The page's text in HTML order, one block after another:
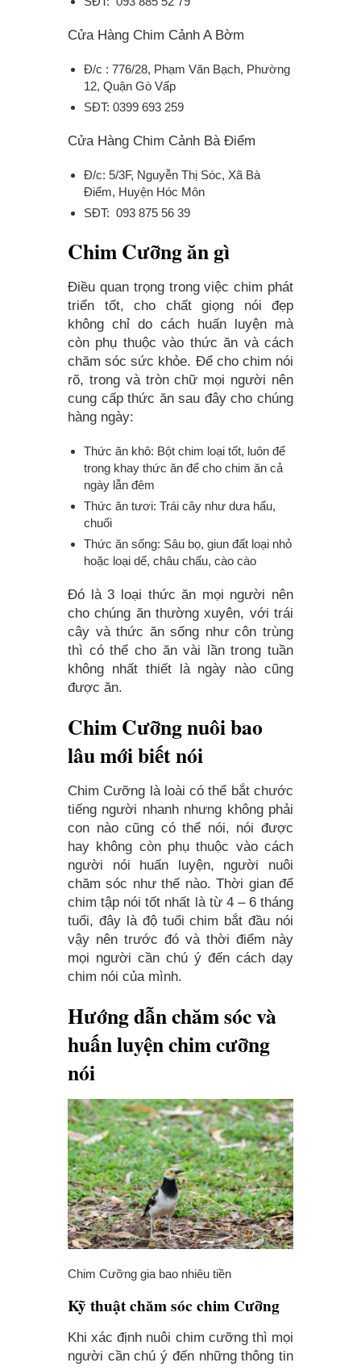
Cửa Hàng Chim Cảnh A Bờm
Đ/c : 776/28, Phạm Văn Bạch, Phường
12, Quận Gò Vấp
SĐT: 0399 693 259
Cửa Hàng Chim Cảnh Bà Điểm
Đ/c: 5/3F, Nguyễn Thị Sóc, Xã Bà
Điểm, Huyện Hóc Môn
SĐT: 093 875 56 39
Chim Cưỡng ăn gì
Điều quan trọng trong việc chim phát
triển tốt, cho chất giọng nói đẹp
không chỉ do cách huấn luyện mà
còn phụ thuộc vào thức ăn và cách
chăm sóc sức khỏe. Để cho chim nói
rõ, trong và tròn chữ mọi người nên
cung cấp thức ăn sau đây cho chúng
hàng ngày:
Thức ăn khô: Bột chim loại tốt, luôn để
trong khay thức ăn để cho chim ăn cả
ngày lẫn đêm
Thức ăn tươi: Trái cây như dưa hấu,
chuối
Thức ăn sống: Sâu bọ, giun đất loại nhỏ
hoặc loại dế, châu chấu, cào cào
Đó là 3 loại thức ăn mọi người nên
cho chúng ăn thường xuyên, với trái
cây và thức ăn sống như côn trùng
thì có thể cho ăn vài lần trong tuần
không nhất thiết là ngày nào cũng
được ăn.
Chim Cưỡng nuôi bao
lâu mới biết nói
Chim Cưỡng là loài có thể bắt chước
tiếng người nhanh nhưng không phải
con nào cũng có thể nói, nói được
hay không còn phụ thuộc vào cách
người nói huấn luyện, người nuôi
chăm sóc như thế nào. Thời gian để
chim tập nói tốt nhất là từ 4 – 6 tháng
tuổi, đây là độ tuổi chim bắt đầu nói
vậy nên trước đó và thời điểm này
mọi người cần chú ý đến cách dạy
chim nói của mình.
Hướng dẫn chăm sóc và
huấn luyện chim cưỡng
nói
Chim Cưỡng gia bao nhiêu tiền
Kỹ thuật chăm sóc chim Cưỡng
Khi xác định nuôi chim cưỡng thì mọi
người cần chú ý đến những thông tin